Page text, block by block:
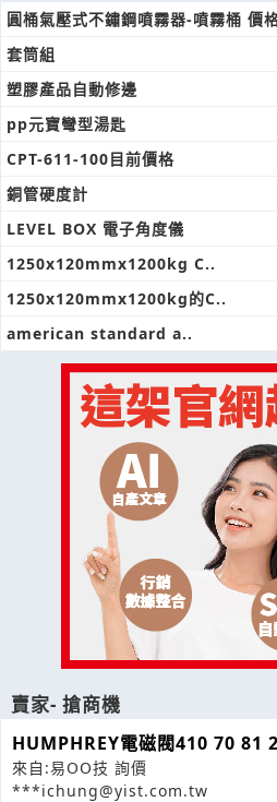
圓桶氣壓式不鏽鋼噴霧器-噴霧桶 價
套筒組
塑膠產品自動修邊
pp元寶彎型湯匙
CPT-611-100目前價格
銅管硬度計
LEVEL BOX 電子角度儀
1250x120mmx1200kg C..
1250x120mmx1200kg的C..
american standard a..
賣家- 搶商機
HUMPHREY電磁閥410 70 81
來自:易OO技 詢價
***ichung@yist.com.tw